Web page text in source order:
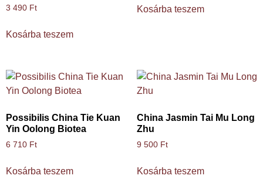
3 490 Ft
Kosárba teszem
Kosárba teszem
Possibilis China Tie Kuan
Yin Oolong Biotea
6 710 Ft
Kosárba teszem
China Jasmin Tai Mu Long
Zhu
9 500 Ft
Kosárba teszem